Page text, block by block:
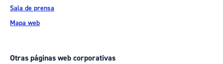
Sala de prensa
Mapa web
Otras páginas web corporativas